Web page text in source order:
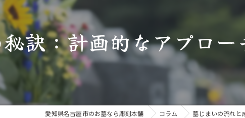
法名
色入れ
訣：計画的なアプロー
愛知県名古屋市のお墓なら彫刻本舗 コラム 墓じまいの流れと